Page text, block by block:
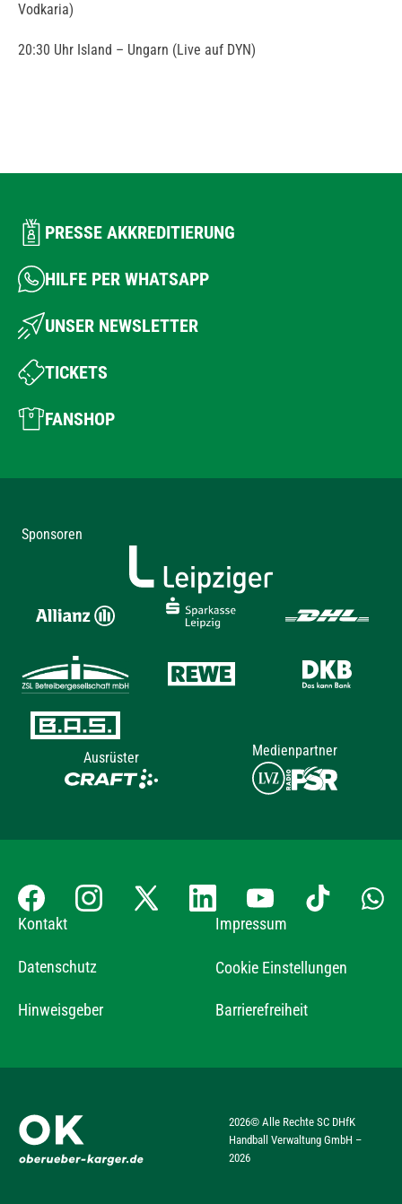
Vodkaria)
20:30 Uhr Island – Ungarn (Live auf DYN)
PRESSE AKKREDITIERUNG
HILFE PER WHATSAPP
UNSER NEWSLETTER
TICKETS
FANSHOP
Sponsoren
Ausrüster Medienpartner
Kontakt Impressum
Datenschutz Cookie Einstellungen
Hinweisgeber Barrierefreiheit
2026© Alle Rechte SC DHfK
Handball Verwaltung GmbH –
2026